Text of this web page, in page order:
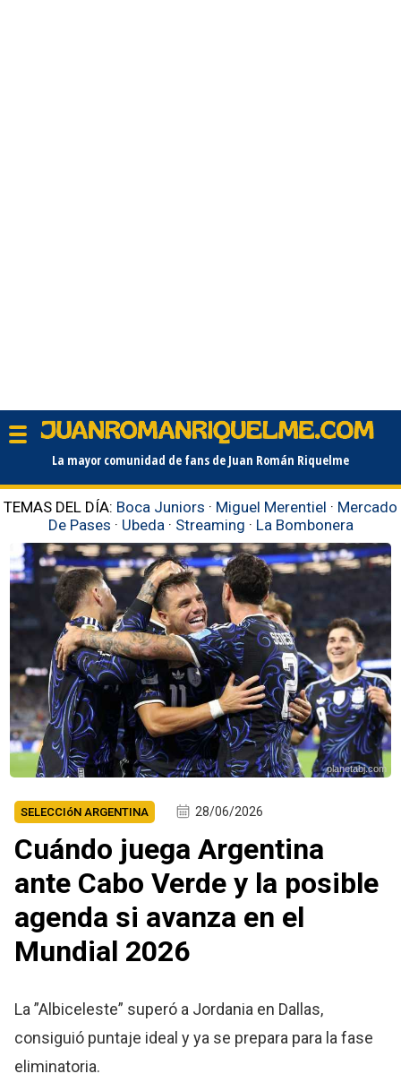
La mayor comunidad de fans de Juan Román Riquelme
TEMAS DEL DÍA: Boca Juniors · Miguel Merentiel · Mercado
De Pases · Ubeda · Streaming · La Bombonera
planetabj.com
SELECCIóN ARGENTINA 28/06/2026
Cuándo juega Argentina
ante Cabo Verde y la posible
agenda si avanza en el
Mundial 2026
La ”Albiceleste” superó a Jordania en Dallas,
consiguió puntaje ideal y ya se prepara para la fase
eliminatoria.